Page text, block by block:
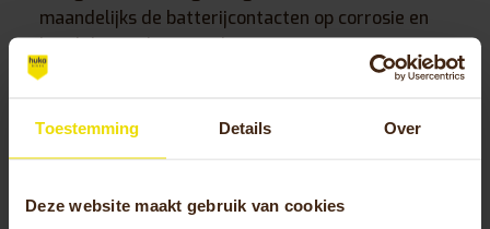
Toestemming Details Over
Deze website maakt gebruik van cookies
maandelijks de batterijcontacten op corrosie en
houd deze schoon en droog.
service inschakelen voor je